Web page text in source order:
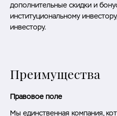
дополнительные скидки и
институциональному
инвестору.
Преимущества
Правовое поле
Мы единственная компания,